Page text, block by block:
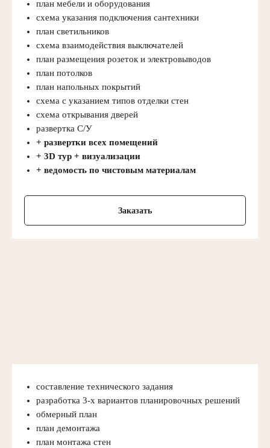
план мебели и оборудования
схема указания подключения сантехники
план светильников
схема взаимодействия выключателей
план размещения розеток и электровыводов
план потолков
план напольных покрытий
схема с указанием типов отделки стен
схема открывания дверей
развертка С/У
+ развертки всех помещений
+ 3D тур + визуализации
+ ведомость по чистовым материалам
Заказать
составление технического задания
разработка 3-х вариантов планировочных решений
обмерный план
план демонтажа
план монтажа стен